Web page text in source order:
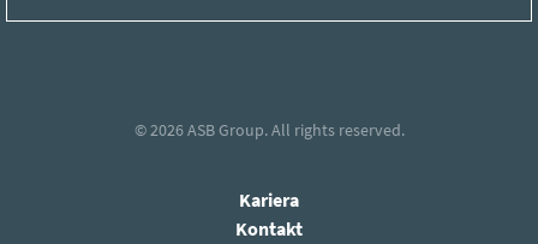
© 2026ASB Group.All rights reserved.
Kariera
Kontakt